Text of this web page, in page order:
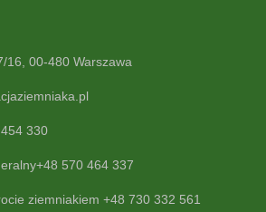
16, 00-480 Warszawa
330
570 464 337
ziemniakiem +48 730 332 561